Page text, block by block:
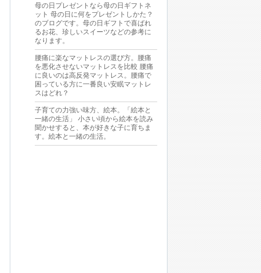
母の日プレゼントなら母の日ギフトネ
ット 母の日に何をプレゼントしかた？
のブログです。母の日ギフトで喜ばれ
るお花、珍しいスイーツなどの参考に
なります。
腰痛に楽なマットレスの選び方。腰痛
を悪化させないマットレスを比較 腰痛
に良いのは高反発マットレス。腰痛で
困っている方に一番良い安眠マットレ
スはどれ？
子育ての力強い味方、絵本。「絵本と
一緒の生活」
小さい頃から絵本を読み
聞かせすると、本が好きな子に育ちま
す。絵本と一緒の生活。